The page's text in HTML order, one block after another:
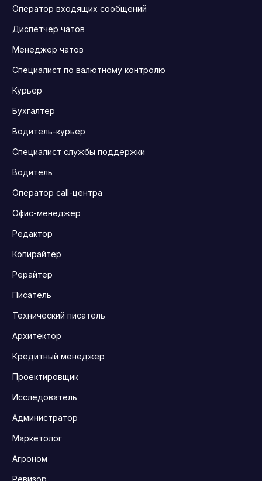
Оператор входящих сообщений
Диспетчер чатов
Менеджер чатов
Специалист по валютному контролю
Курьер
Бухгалтер
Водитель-курьер
Специалист службы поддержки
Водитель
Оператор call-центра
Офис-менеджер
Редактор
Копирайтер
Рерайтер
Писатель
Технический писатель
Архитектор
Кредитный менеджер
Проектировщик
Исследователь
Администратор
Маркетолог
Агроном
Ревизор